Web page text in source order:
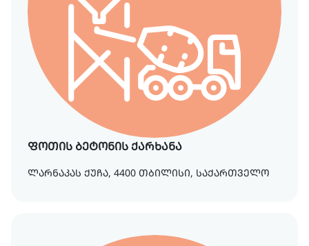
ფოთის ბეტონის ქარხანა
ლარნაკას ქუჩა, 4400 თბილისი, საქართველო